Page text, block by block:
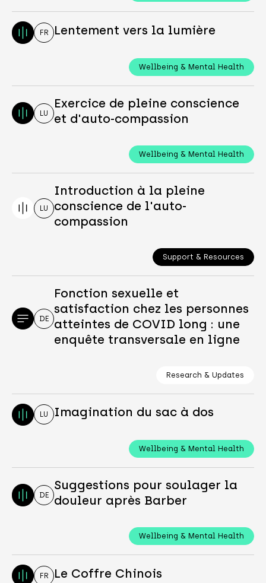
FR Lentement vers la lumière
Wellbeing & Mental Health
LU
Exercice de pleine conscience
et d'auto-compassion
Wellbeing & Mental Health
LU
Introduction à la pleine
conscience de l'auto-
compassion
Support & Resources
DE
Fonction sexuelle et
satisfaction chez les personnes
atteintes de COVID long : une
enquête transversale en ligne
Research & Updates
LU Imagination du sac à dos
Wellbeing & Mental Health
DE
Suggestions pour soulager la
douleur après Barber
Wellbeing & Mental Health
FR Le Coffre Chinois